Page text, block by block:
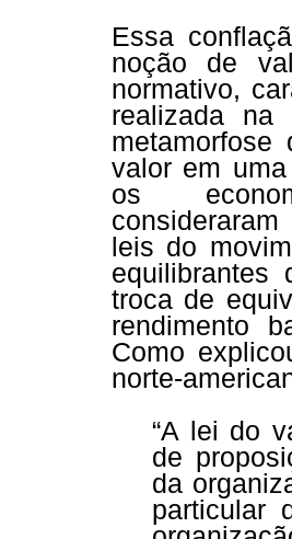
Essa
noção de
normativo,
realizada
valor em
os
leis do
equilibrantes
troca de
rendimento
Como
norte-
“A lei do
de
da
particular